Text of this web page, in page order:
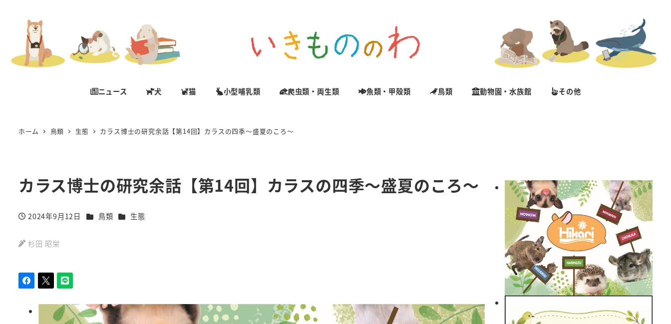
ニュース 犬 猫 小型哺乳類 爬虫類・両生類 魚類・甲殻類 鳥類 動物園・水族館 その他
ホーム 鳥類 生態 カラス博士の研究余話【第14回】カラスの四季～盛夏のころ～
カラス博士の研究余話【第14回】カラスの四季～盛夏のころ～
投稿日
2024年9月12日 カテゴリー
鳥類 カテゴリー
生態
杉田 昭栄